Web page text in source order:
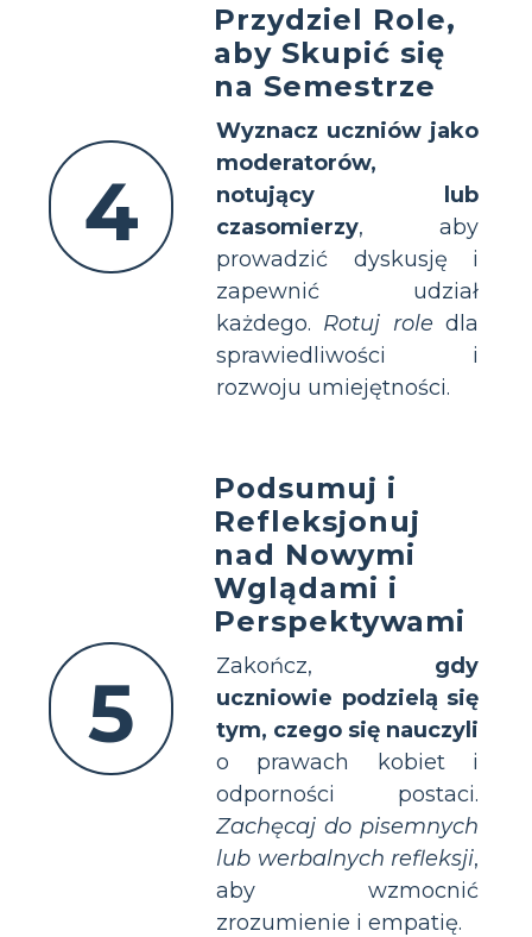
4
Przydziel Role,
aby Skupić się
na Semestrze
Wyznacz uczniów jako
moderatorów,
notujący lub
czasomierzy, aby
prowadzić dyskusję i
zapewnić udział
każdego. Rotuj role dla
sprawiedliwości i
rozwoju umiejętności.
5
Podsumuj i
Refleksjonuj
nad Nowymi
Wglądami i
Perspektywami
Zakończ, gdy
uczniowie podzielą się
tym, czego się nauczyli
o prawach kobiet i
odporności postaci.
Zachęcaj do pisemnych
lub werbalnych refleksji,
aby wzmocnić
zrozumienie i empatię.